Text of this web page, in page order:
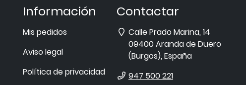
Información
Mis pedidos
Aviso legal
Política de privacidad
Contactar
Dirección
Calle Prado Marina, 14
09400Aranda de Duero
(Burgos), España
Teléfono
947 500 221